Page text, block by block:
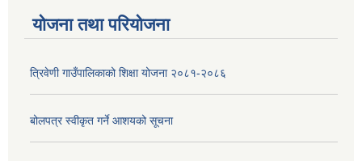
योजना तथा परियोजना
त्रिवेणी गाउँपालिकाको शिक्षा योजना २०८१-२०८६
बोलपत्र स्वीकृत गर्ने आशयको सूचना